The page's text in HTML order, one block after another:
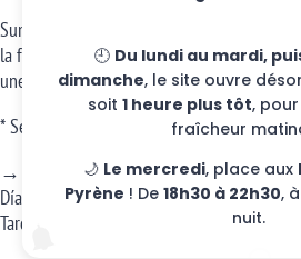
Sumérgete en el auténtico ambiente de
la fantasía imaginaria de la Belle Époque.
unen para un día y una noche*
* Se requiere reserva al 05-34-09-30-60
→ Horas;
Día de 10h a 19h.
Tarde (RESERVAS) a partir de las 20h00.
🕘 Du lundi au mardi,
dimanche, le site ouvre
soit 1 heure plus tôt,
fraîcheur
🌙 Le mercredi, place aux
Pyrène ! De 18h30 à 22h30,
nuit.